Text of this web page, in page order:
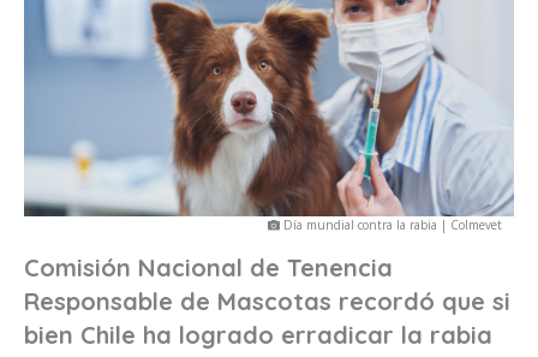
Día mundial contra la rabia | Colmevet
Comisión Nacional de Tenencia
Responsable de Mascotas recordó que si
bien Chile ha logrado erradicar la rabia